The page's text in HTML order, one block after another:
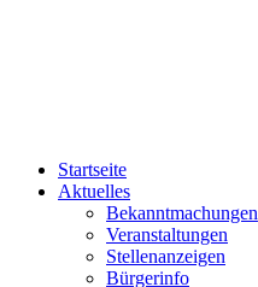
Startseite
Aktuelles
Bekanntmachungen
Veranstaltungen
Stellenanzeigen
Bürgerinfo